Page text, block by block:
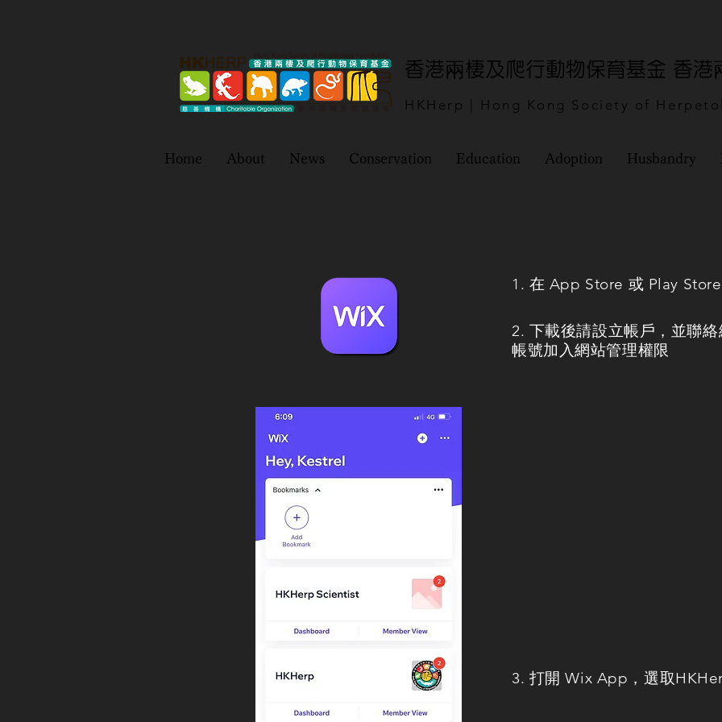
香港兩棲及爬行動物保育基金 香港
HKHerp | Hong Kong Society of
Home About News Conservation Education Adoption Husbandry
1. 在 App Store 或 Play
2. 下載後請設立帳戶，並聯
帳號加入網站管理權限
3. 打開 Wix App，選取